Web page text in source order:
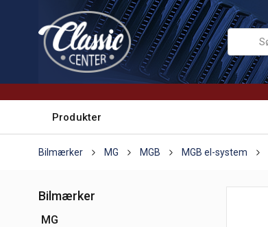
Produkter
Bilmærker MG MGB MGB el-system
Bilmærker
MG